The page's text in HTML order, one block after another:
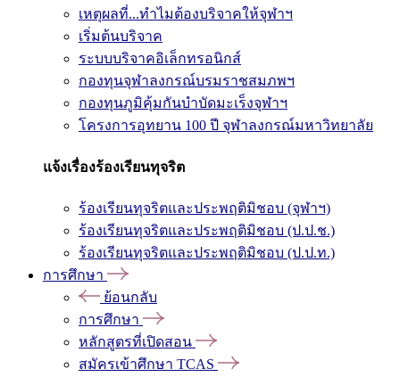
เหตุผลที่...ทำไมต้องบริจาคให้จุฬาฯ
เริ่มต้นบริจาค
ระบบบริจาคอิเล็กทรอนิกส์
กองทุนจุฬาลงกรณ์บรมราชสมภพฯ
กองทุนภูมิคุ้มกันบำบัดมะเร็งจุฬาฯ
โครงการอุทยาน 100 ปี จุฬาลงกรณ์มหาวิทยาลัย
แจ้งเรื่องร้องเรียนทุจริต
ร้องเรียนทุจริตและประพฤติมิชอบ (จุฬาฯ)
ร้องเรียนทุจริตและประพฤติมิชอบ (ป.ป.ช.)
ร้องเรียนทุจริตและประพฤติมิชอบ (ป.ป.ท.)
การศึกษา
ย้อนกลับ
การศึกษา
หลักสูตรที่เปิดสอน
สมัครเข้าศึกษา TCAS